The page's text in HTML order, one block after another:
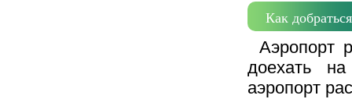
Как
Аэропорт
доехать
аэропорт